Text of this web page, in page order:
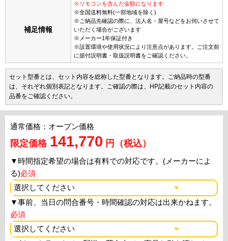
補足情報
※リモコンを含んだ金額になります
※全国送料無料(一部地域を除く)
※ご納品先確認の際に、法人名・屋号などをお伺いさせて
いただく場合がございます
※メーカー1年保証付き
※設置環境や使用状況により注意点があります。ご注文前
に据付説明書・取扱説明書をご確認ください。
セット型番とは、セット内容を総称した型番となります。ご納品時の型番
は、それぞれ個別表記となります。ご確認の際は、HP記載のセット内容の
品番をご確認ください。
通常価格：オープン価格
限定価格 141,770 円（税込）
▼時間指定希望の場合は有料での対応です。(メーカーによ
る)必須
▼事前、当日の問合番号・時間確認の対応は出来かねます。
必須